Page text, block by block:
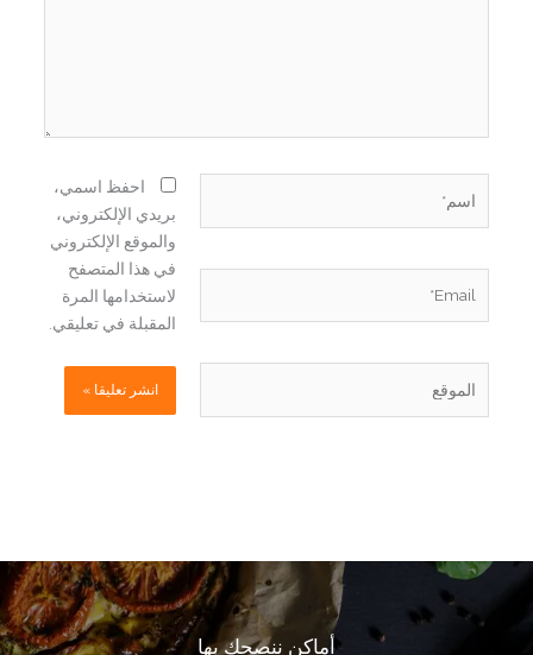
احفظ اسمي،
بريدي الإلكتروني،
والموقع الإلكتروني
في هذا المتصفح
لاستخدامها المرة
المقبلة في تعليقي.
أماكن ننصحك بها